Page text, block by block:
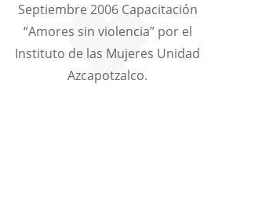
Septiembre 2006 Capacitación
“Amores sin violencia” por el
Instituto de las Mujeres Unidad
Azcapotzalco.